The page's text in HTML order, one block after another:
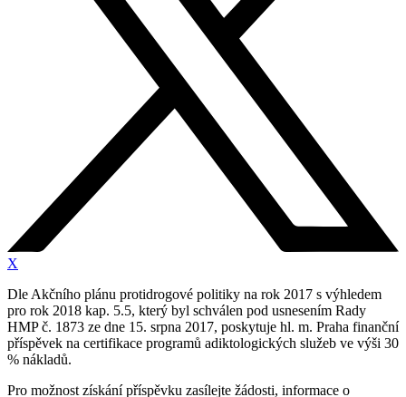
X
Dle Akčního plánu protidrogové politiky na rok 2017 s výhledem
pro rok 2018 kap. 5.5, který byl schválen pod usnesením Rady
HMP č. 1873 ze dne 15. srpna 2017, poskytuje hl. m. Praha finanční
příspěvek na certifikace programů adiktologických služeb ve výši 30
% nákladů.
Pro možnost získání příspěvku zasílejte žádosti, informace o